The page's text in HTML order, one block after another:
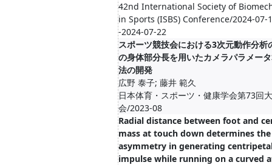
42nd International Society of
in Sports (ISBS) Conference/2024-07-
-2024-07-22
スポーツ競技会における3次元動作分析
の身体部分長を用いたカメラパラメー
法の開発
広野 泰子; 藤井 範久
日本体育・スポーツ・健康学会第73回大
会/2023-08
Radial distance between foot and
mass at touch down determines the
asymmetry in generating
impulse while running on a curved